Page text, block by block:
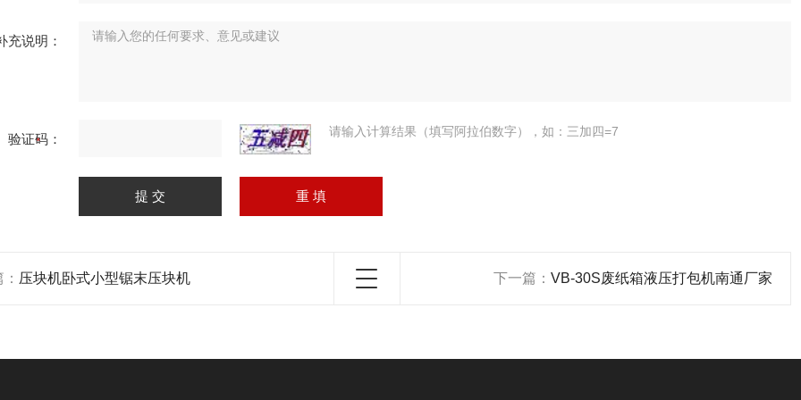
充说明：
验证码： 请输入计算结果（填写阿拉伯数字），如：三加四=7
压块机卧式小型锯末压块机 下一篇： VB-30S废纸箱液压打包机南通厂家